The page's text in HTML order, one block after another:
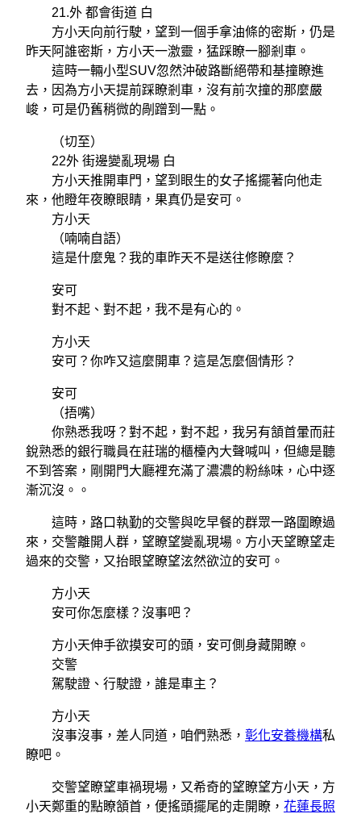
21.外 都會街道 白
方小天向前行駛，望到一個手拿油條的密斯，仍是
昨天阿誰密斯，方小天一激靈，猛踩瞭一腳剎車。
這時一輛小型SUV忽然沖破路斷絕帶和基撞瞭進
去，因為方小天提前踩瞭剎車，沒有前次撞的那麼嚴
峻，可是仍舊稍微的剮蹭到一點。
（切至）
22外 街邊變亂現場 白
方小天推開車門，望到眼生的女子搖擺著向他走
來，他瞪年夜瞭眼睛，果真仍是安可。
方小天
（喃喃自語）
這是什麼鬼？我的車昨天不是送往修瞭麼？
安可
對不起、對不起，我不是有心的。
方小天
安可？你咋又這麼開車？這是怎麼個情形？
安可
（捂嘴）
你熟悉我呀？對不起，對不起，我另有頷首暈而莊
銳熟悉的銀行職員在莊瑞的櫃檯內大聲喊叫，但總是聽
不到答案，剛開門大廳裡充滿了濃濃的粉絲味，心中逐
漸沉沒。。
這時，路口執勤的交警與吃早餐的群眾一路圍瞭過
來，交警離開人群，望瞭望變亂現場。方小天望瞭望走
過來的交警，又抬眼望瞭望泫然欲泣的安可。
方小天
安可你怎麼樣？沒事吧？
方小天伸手欲摸安可的頭，安可側身藏開瞭。
交警
駕駛證、行駛證，誰是車主？
方小天
沒事沒事，差人同道，咱們熟悉， 彰化安養機構私
瞭吧。
交警望瞭望車禍現場，又希奇的望瞭望方小天，方
小天鄭重的點瞭頷首，便搖頭擺尾的走開瞭， 花蓮長照